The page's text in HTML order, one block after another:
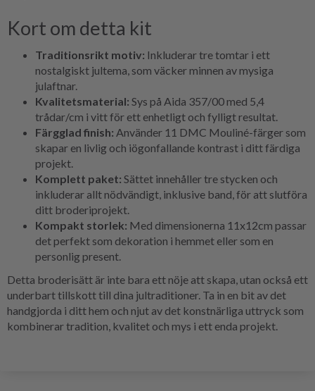
Kort om detta kit
Traditionsrikt motiv: Inkluderar tre tomtar i ett
nostalgiskt jultema, som väcker minnen av mysiga
julaftnar.
Kvalitetsmaterial: Sys på Aida 357/00 med 5,4
trådar/cm i vitt för ett enhetligt och fylligt resultat.
Färgglad finish: Använder 11 DMC Mouliné-färger som
skapar en livlig och iögonfallande kontrast i ditt färdiga
projekt.
Komplett paket: Sättet innehåller tre stycken och
inkluderar allt nödvändigt, inklusive band, för att slutföra
ditt broderiprojekt.
Kompakt storlek: Med dimensionerna 11x12cm passar
det perfekt som dekoration i hemmet eller som en
personlig present.
Detta broderisätt är inte bara ett nöje att skapa, utan också ett
underbart tillskott till dina jultraditioner. Ta in en bit av det
handgjorda i ditt hem och njut av det konstnärliga uttryck som
kombinerar tradition, kvalitet och mys i ett enda projekt.